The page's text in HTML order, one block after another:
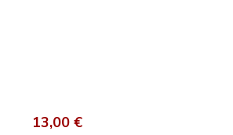
13,00 €